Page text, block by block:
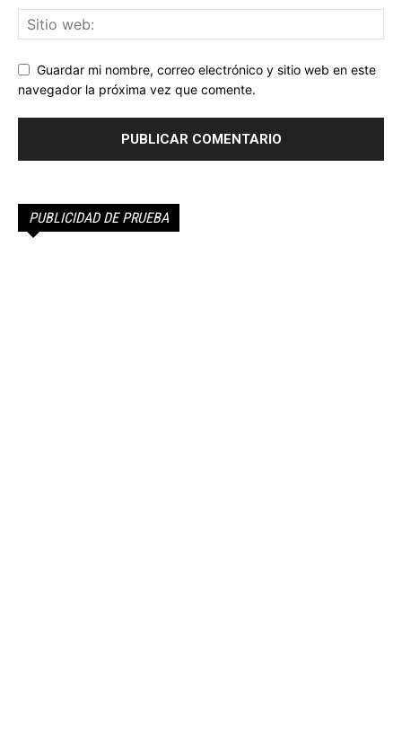
Guardar mi nombre, correo electrónico y sitio web en este
navegador la próxima vez que comente.
PUBLICIDAD DE PRUEBA